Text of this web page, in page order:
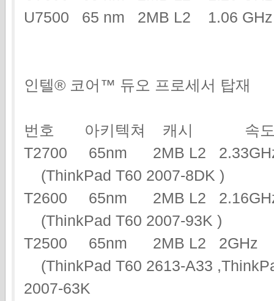
U7500 65 nm 2MB L2 1.06
인텔® 코어™ 듀오 프로세서 탑재
번호 아키텍쳐 캐시 속도
T2700 65nm 2MB L2
(ThinkPad T60 2007-8DK )
T2600 65nm 2MB L2
(ThinkPad T60 2007-93K )
T2500 65nm 2MB L2
(ThinkPad T60 2613-A33
2007-63K